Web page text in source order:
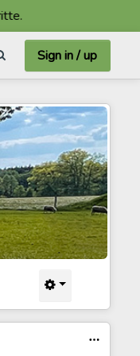
Sign in / up